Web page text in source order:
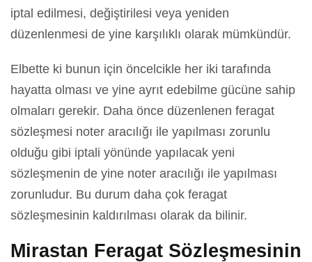
iptal edilmesi, değiştirilesi veya yeniden
düzenlenmesi de yine karşılıklı olarak mümkündür.
Elbette ki bunun için öncelcikle her iki tarafında
hayatta olması ve yine ayrıt edebilme gücüne sahip
olmaları gerekir. Daha önce düzenlenen feragat
sözleşmesi noter aracılığı ile yapılması zorunlu
olduğu gibi iptali yönünde yapılacak yeni
sözleşmenin de yine noter aracılığı ile yapılması
zorunludur. Bu durum daha çok feragat
sözleşmesinin kaldırılması olarak da bilinir.
Mirastan Feragat Sözleşmesinin